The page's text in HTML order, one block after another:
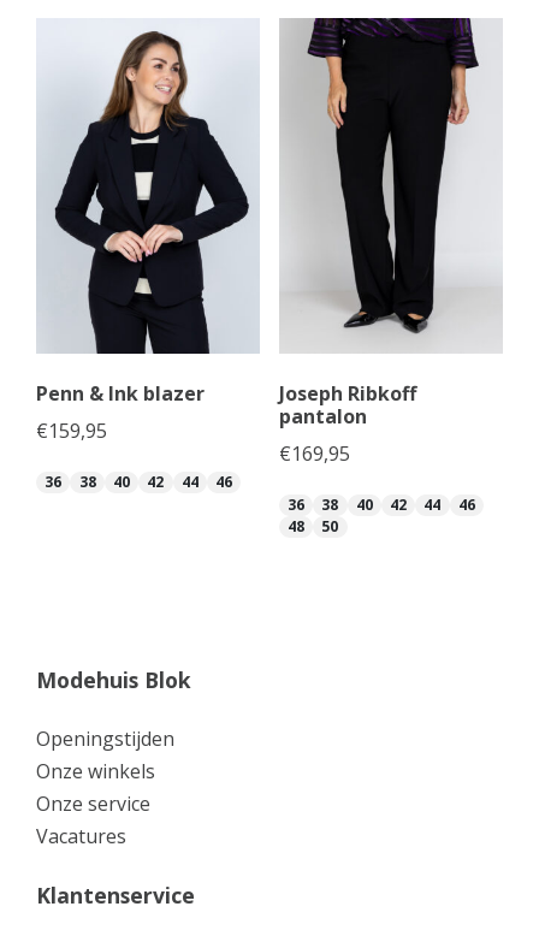
Penn & Ink blazer
€159,95
36 38 40 42 44 46
Joseph Ribkoff
pantalon
€169,95
36 38 40 42 44
46
48
50
Modehuis Blok
Openingstijden
Onze winkels
Onze service
Vacatures
Klantenservice